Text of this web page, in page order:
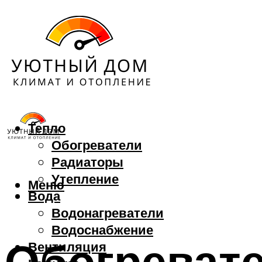
Тепло
Обогреватели
Радиаторы
Утепление
Вода
Водонагреватели
Водоснабжение
Вентиляция
Меню